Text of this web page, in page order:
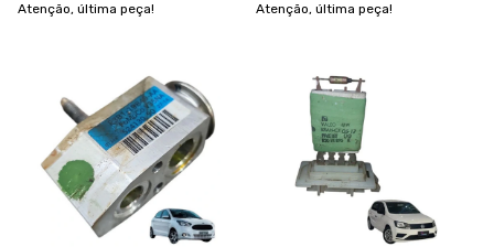
Atenção, última peça!
Atenção, última peça!